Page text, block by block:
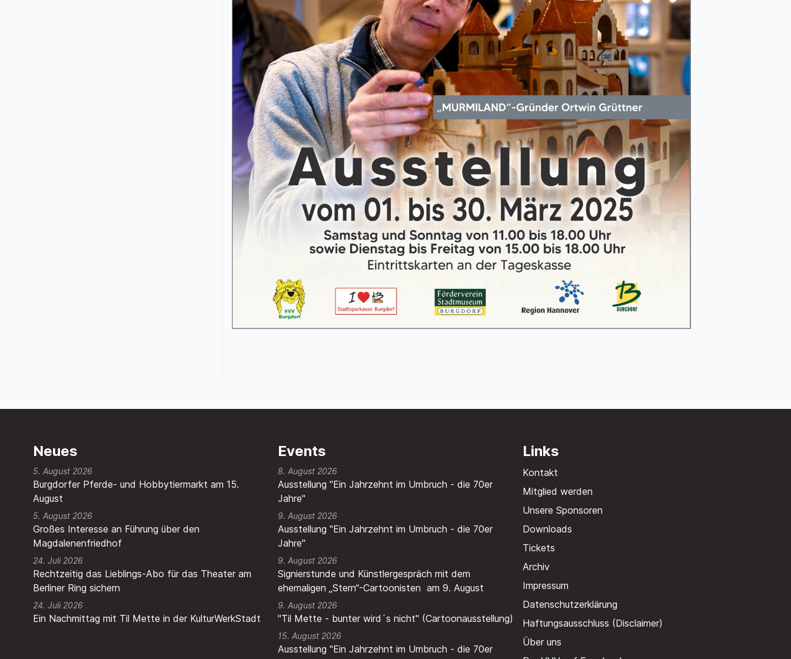
Neues
Burgdorfer Pferde- und Hobbytiermarkt am 15.
August
5. August 2026
Großes Interesse an Führung über den
Magdalenenfriedhof
5. August 2026
Rechtzeitig das Lieblings-Abo für das Theater am
Berliner Ring sichern
24. Juli 2026
Ein Nachmittag mit Til Mette in der KulturWerkStadt
24. Juli 2026
Events
8. August 2026
Ausstellung "Ein Jahrzehnt im Umbruch - die 70er
Jahre"
9. August 2026
Ausstellung "Ein Jahrzehnt im Umbruch - die 70er
Jahre"
9. August 2026
Signierstunde und Künstlergespräch mit dem
ehemaligen „Stern“-Cartoonisten am 9. August
9. August 2026
"Til Mette - bunter wird´s nicht" (Cartoonausstellung)
15. August 2026
Ausstellung "Ein Jahrzehnt im Umbruch - die 70er
Links
Kontakt
Mitglied werden
Unsere Sponsoren
Downloads
Tickets
Archiv
Impressum
Datenschutzerklärung
Haftungsausschluss (Disclaimer)
Über uns